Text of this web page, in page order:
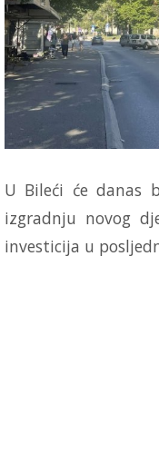
U Bileći će danas
izgradnju novog
investicija u